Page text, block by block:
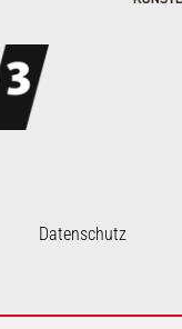
Datenschutz